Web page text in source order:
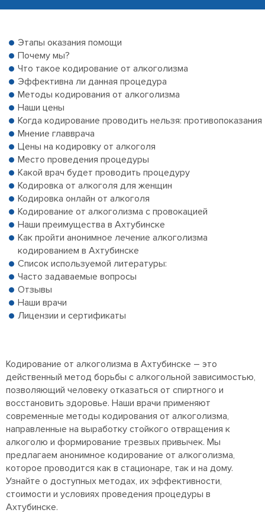
Этапы оказания помощи
Почему мы?
Что такое кодирование от алкоголизма
Эффективна ли данная процедура
Методы кодирования от алкоголизма
Наши цены
Когда кодирование проводить нельзя: противопоказания
Мнение главврача
Цены на кодировку от алкоголя
Место проведения процедуры
Какой врач будет проводить процедуру
Кодировка от алкоголя для женщин
Кодировка онлайн от алкоголя
Кодирование от алкоголизма с провокацией
Наши преимущества в Ахтубинске
Как пройти анонимное лечение алкоголизма
кодированием в Ахтубинске
Список используемой литературы:
Часто задаваемые вопросы
Отзывы
Наши врачи
Лицензии и сертификаты
Кодирование от алкоголизма в Ахтубинске – это
действенный метод борьбы с алкогольной зависимостью,
позволяющий человеку отказаться от спиртного и
восстановить здоровье. Наши врачи применяют
современные методы кодирования от алкоголизма,
направленные на выработку стойкого отвращения к
алкоголю и формирование трезвых привычек. Мы
предлагаем анонимное кодирование от алкоголизма,
которое проводится как в стационаре, так и на дому.
Узнайте о доступных методах, их эффективности,
стоимости и условиях проведения процедуры в
Ахтубинске.